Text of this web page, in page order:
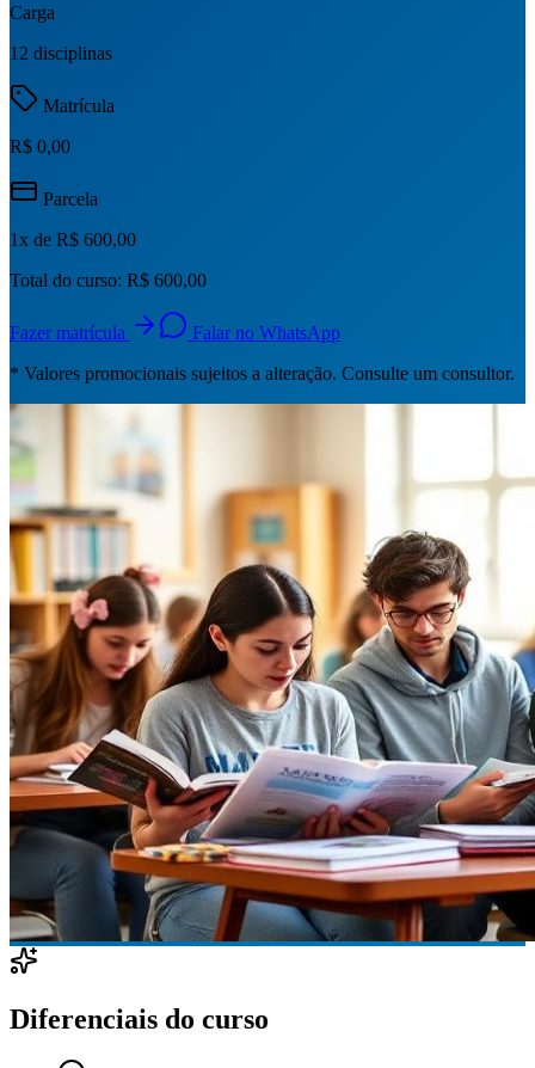
Carga
12 disciplinas
Matrícula
R$ 0,00
Parcela
1x de R$ 600,00
Total do curso: R$ 600,00
Fazer matrícula
Falar no WhatsApp
* Valores promocionais sujeitos a alteração. Consulte um consultor.
Diferenciais do curso